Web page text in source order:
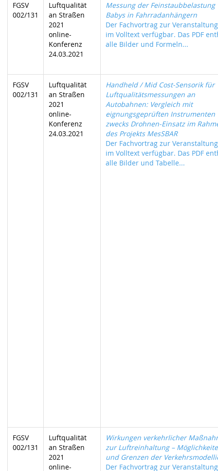
FGSV
002/131
Luftqualität
an Straßen
2021
online-
Konferenz
24.03.2021
Messung der Feinstaubbelastung
Babys in Fahrradanhängern
Der Fachvortrag zur
im Volltext verfügbar. Das PDF
alle Bilder und Formeln...
FGSV
002/131
Luftqualität
an Straßen
2021
online-
Konferenz
24.03.2021
Handheld / Mid Cost-Sensorik für
Luftqualitätsmessungen an
Autobahnen: Vergleich mit
eignungsgeprüften Instrumenten
zwecks Drohnen-Einsatz im
des Projekts MesSBAR
Der Fachvortrag zur
im Volltext verfügbar. Das PDF
alle Bilder und Tabelle...
FGSV
002/131
Luftqualität
an Straßen
2021
online-
Wirkungen verkehrlicher
zur Luftreinhaltung –
und Grenzen der
Der Fachvortrag zur